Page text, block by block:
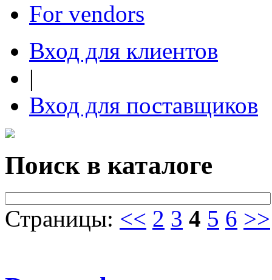
For vendors
Вход для клиентов
|
Вход для поставщиков
Поиск в каталоге
Страницы: << 2 3 4 5 6 >>